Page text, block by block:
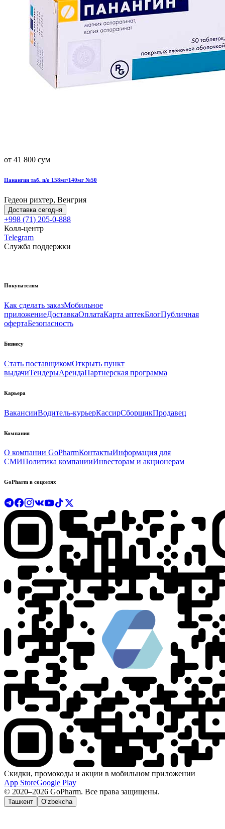
от 41 800 сум
Панангин таб. п/о 158мг/140мг №50
Гедеон рихтер, Венгрия
Доставка сегодня
+998 (71) 205-0-888
Колл-центр
Telegram
Служба поддержки
Покупателям
Как сделать заказМобильное
приложениеДоставкаОплатаКарта аптекБлогПубличная
офертаБезопасность
Бизнесу
Стать поставщикомОткрыть пункт
выдачиТендерыАрендаПартнерская программа
Карьера
ВакансииВодитель-курьерКассирСборщикПродавец
Компания
О компании GoPharmКонтактыИнформация для
СМИПолитика компанииИнвесторам и акционерам
GoPharm в соцсетях
Скидки, промокоды и акции в мобильном приложении
App StoreGoogle Play
© 2020–2026 GoPharm. Все права защищены.
Ташкент O‘zbekcha